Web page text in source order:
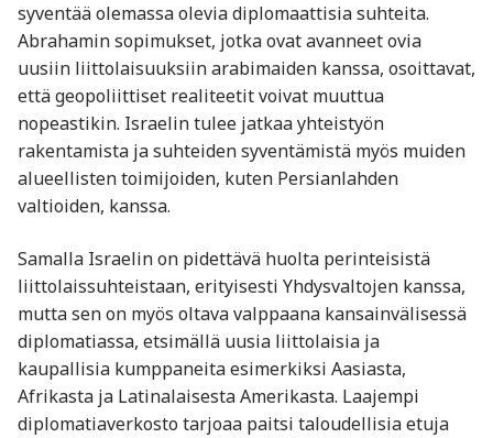
syventää olemassa olevia diplomaattisia suhteita.
Abrahamin sopimukset, jotka ovat avanneet ovia
uusiin liittolaisuuksiin arabimaiden kanssa, osoittavat,
että geopoliittiset realiteetit voivat muuttua
nopeastikin. Israelin tulee jatkaa yhteistyön
rakentamista ja suhteiden syventämistä myös muiden
alueellisten toimijoiden, kuten Persianlahden
valtioiden, kanssa.
Samalla Israelin on pidettävä huolta perinteisistä
liittolaissuhteistaan, erityisesti Yhdysvaltojen kanssa,
mutta sen on myös oltava valppaana kansainvälisessä
diplomatiassa, etsimällä uusia liittolaisia ja
kaupallisia kumppaneita esimerkiksi Aasiasta,
Afrikasta ja Latinalaisesta Amerikasta. Laajempi
diplomatiaverkosto tarjoaa paitsi taloudellisia etuja